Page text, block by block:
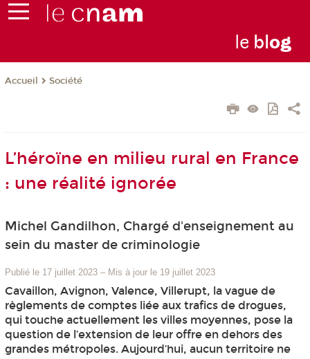
le blog
Accueil Société
L’héroïne en milieu rural en France
: une réalité ignorée
Michel Gandilhon, Chargé d'enseignement au
sein du master de criminologie
Publié le 17 juillet 2023 – Mis à jour le 19 juillet 2023
Cavaillon, Avignon, Valence, Villerupt, la vague de
règlements de comptes liée aux trafics de drogues,
qui touche actuellement les villes moyennes, pose la
question de l’extension de leur offre en dehors des
grandes métropoles. Aujourd’hui, aucun territoire ne